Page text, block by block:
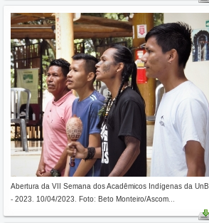
Abertura da VII Semana dos Acadêmicos Indígenas da UnB
- 2023. 10/04/2023. Foto: Beto Monteiro/Ascom...